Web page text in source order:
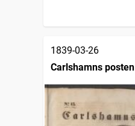
1839-03-26
Carlshamns posten